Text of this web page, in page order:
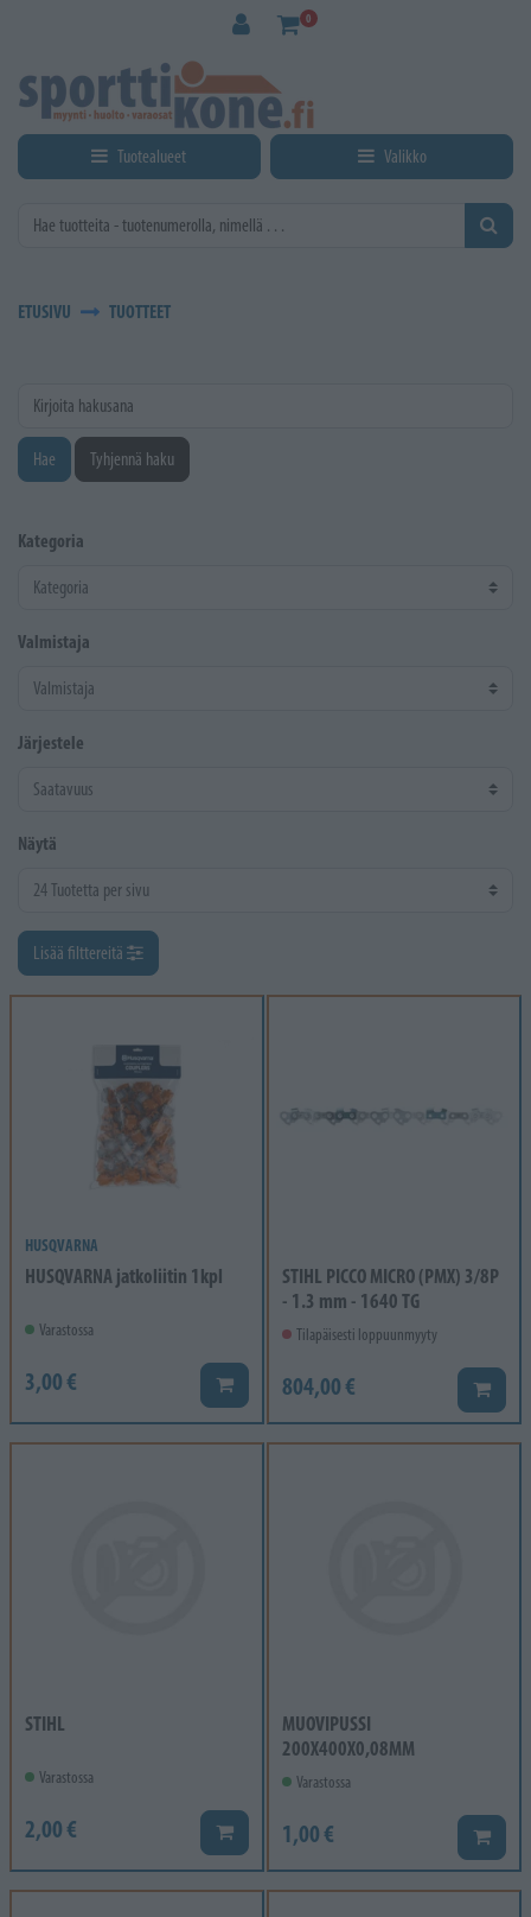
0
Tuotealueet Valikko
ETUSIVU TUOTTEET
Kirjoita hakusana
Hae Tyhjennä haku
Kategoria
Valmistaja
Järjestele
Näytä
Lisää filttereitä
HUSQVARNA
HUSQVARNA jatkoliitin 1kpl
Varastossa
3,00 € Lisää koriin
STIHL PICCO MICRO (PMX) 3/8P
- 1.3 mm - 1640 TG
Tilapäisesti loppuunmyyty
804,00 € Lisää
STIHL
Varastossa
2,00 € Lisää koriin
MUOVIPUSSI
200X400X0,08MM
Varastossa
1,00 € Lisää